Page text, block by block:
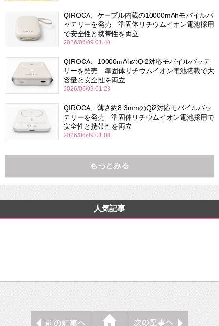
QIROCA、ケーブル内蔵の10000mAhモバイルバ
ッテリーを発売 準固体リチウムイオン電池採用
で安全性と携帯性を両立
2026/06/09 01:40
QIROCA、10000mAhのQi2対応モバイルバッテ
リーを発売 準固体リチウムイオン電池搭載で大
容量と安全性を両立
2026/06/09 01:23
QIROCA、薄さ約8.3mmのQi2対応モバイルバッ
テリーを発売 準固体リチウムイオン電池採用で
安全性と携帯性を両立
2026/06/09 01:08
もっとみる
人気記事